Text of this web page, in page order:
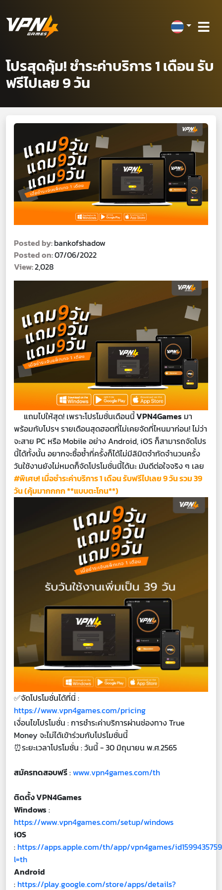
โปรสุดคุ้ม! ชำระค่าบริการ 1 เดือน รับ
ฟรีไปเลย 9 วัน
Posted by:bankofshadow
Posted on:07/06/2022
View:2,028
แถมไปให้สุด! เพราะโปรโมชั่นเดือนนี้VPN4Games มา
พร้อมกับโปรฯ รายเดือนสุดฮอตที่ไม่เคยจัดที่ไหนมาก่อน! ไม่ว่า
จะสาย PC หรือ Mobile อย่าง Android, iOS ก็สามารถจัดโปร
นี้ได้ทั้งนั้น อยากจะซื้อซ้ำกี่ครั้งก็ได้ไม่มีลิมิตจำกัดจำนวนครั้ง
วันใช้งานยังไม่หมดก็จัดโปรโมชั่นนี้ได้นะ มันดีต่อใจจริง ๆ เลย
#พิเศษ! เมื่อชำระค่าบริการ 1 เดือน รับฟรีไปเลย 9 วัน รวม 39
วัน (คุ้มมากกกก **แบบตะโกน**)
✅จัดโปรโมชั่นได้ที่นี่ :
https://www.vpn4games.com/pricing
เงื่อนไขโปรโมชั่น : การชำระค่าบริการผ่านช่องทาง True
Money จะไม่ได้เข้าร่วมกับโปรโมชั่นนี้
⏰ระยะเวลาโปรโมชั่น : วันนี้ - 30 มิถุนายน พ.ศ.2565
สมัครทดสอบฟรี:www.vpn4games.com/th
ติดตั้ง VPN4Games
Windows:
https://www.vpn4games.com/setup/windows
iOS
: https://apps.apple.com/th/app/vpn4games/
l=th
Android
: https://play.google.com/store/apps/details?